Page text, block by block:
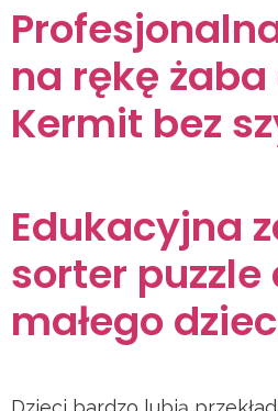
na rękę
Kermit bez
Edukacyjna
sorter puzzle
małego